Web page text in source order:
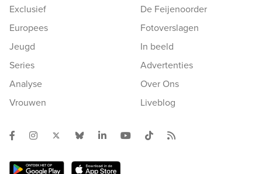
Exclusief
Europees
Jeugd
Series
Analyse
Vrouwen
De Feijenoorder
Fotoverslagen
In beeld
Advertenties
Over Ons
Liveblog